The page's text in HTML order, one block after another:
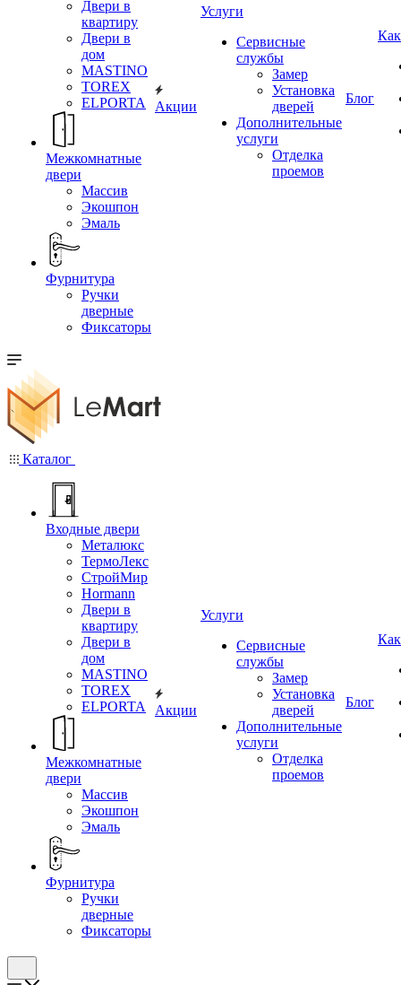
Двери в
квартиру
Двери в
дом
MASTINO
TOREX
ELPORTA
Межкомнатные
двери
Массив
Экошпон
Эмаль
Фурнитура
Ручки
дверные
Фиксаторы
Акции
Услуги
Сервисные
службы
Замер
Установка
дверей
Дополнительные
услуги
Отделка
проемов
Блог
Каталог
Входные двери
Металюкс
ТермоЛекс
СтройМир
Hormann
Двери в
квартиру
Двери в
дом
MASTINO
TOREX
ELPORTA
Межкомнатные
двери
Массив
Экошпон
Эмаль
Фурнитура
Ручки
дверные
Фиксаторы
Акции
Услуги
Сервисные
службы
Замер
Установка
дверей
Дополнительные
услуги
Отделка
проемов
Блог